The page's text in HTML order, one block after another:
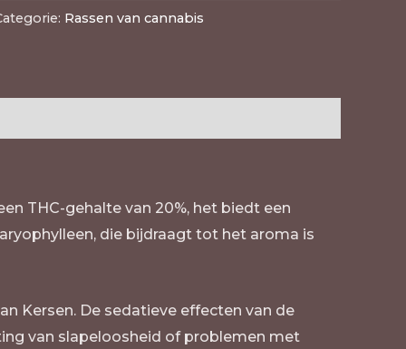
Rassen van cannabis
THC-gehalte van 20%, het biedt een
die bijdraagt tot het aroma is
Kersen. De sedatieve effecten van de
van slapeloosheid of problemen met